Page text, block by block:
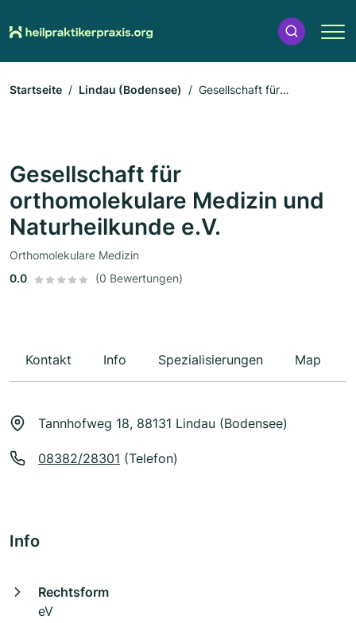
Startseite Lindau (Bodensee)
Gesellschaft für
Gesellschaft für
orthomolekulare Medizin und
Naturheilkunde e.V.
Orthomolekulare Medizin
0.0
(0 Bewertungen)
Kontakt Info Spezialisierungen Map
Tannhofweg 18, 88131 Lindau (Bodensee)
08382/28301 (Telefon)
Info
Rechtsform
eV